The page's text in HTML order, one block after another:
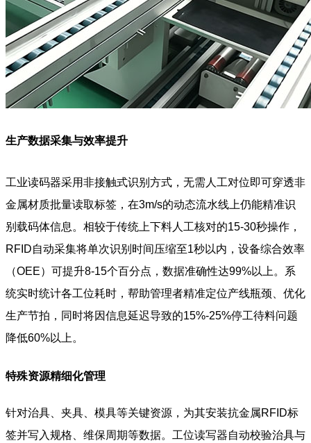
生产数据采集与效率提升
工业读码器采用非接触式识别方式，无需人工对位即可穿透非
金属材质批量读取标签，在3m/s的动态流水线上仍能精准识
别载码体信息。相较于传统上下料人工核对的15-30秒操作，
RFID自动采集将单次识别时间压缩至1秒以内，设备综合效率
（OEE）可提升8-15个百分点，数据准确性达99%以上。系
统实时统计各工位耗时，帮助管理者精准定位产线瓶颈、优化
生产节拍，同时将因信息延迟导致的15%-25%停工待料问题
降低60%以上。
特殊资源精细化管理
针对治具、夹具、模具等关键资源，为其安装抗金属RFID标
签并写入规格、维保周期等数据。工位读写器自动校验治具与